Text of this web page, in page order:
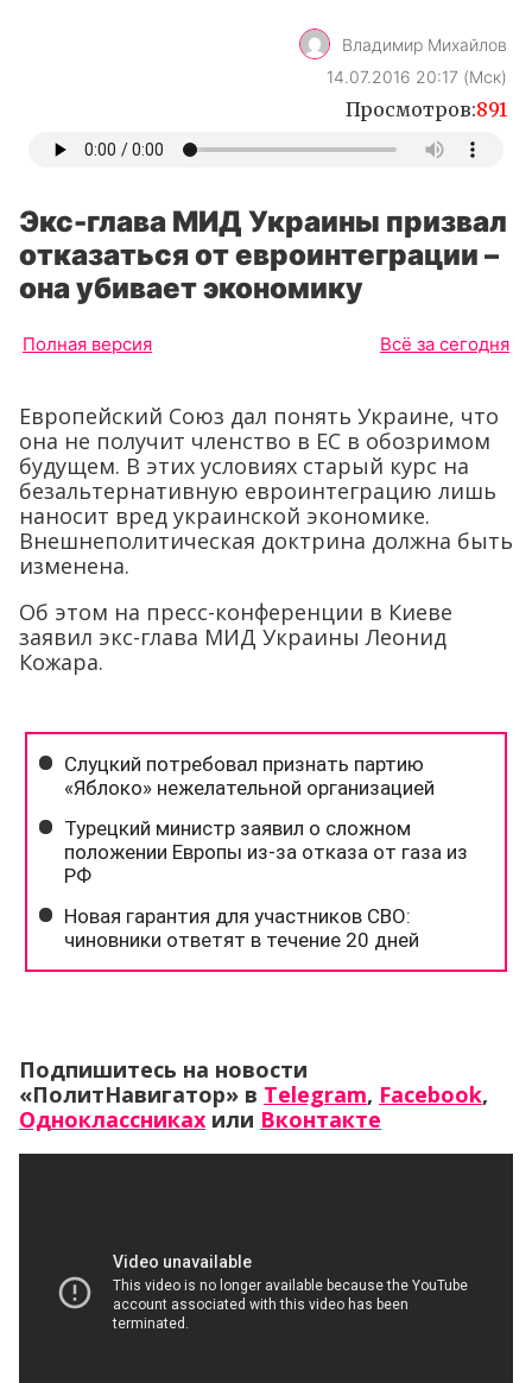
Владимир Михайлов
14.07.2016 20:17 (Мск)
Просмотров:891
Экс-глава МИД Украины призвал
отказаться от евроинтеграции –
она убивает экономику
Полная версия Всё за сегодня
Европейский Союз дал понять Украине, что
она не получит членство в ЕС в обозримом
будущем. В этих условиях старый курс на
безальтернативную евроинтеграцию лишь
наносит вред украинской экономике.
Внешнеполитическая доктрина должна быть
изменена.
Об этом на пресс-конференции в Киеве
заявил экс-глава МИД Украины Леонид
Кожара.
Подпишитесь на новости
«ПолитНавигатор» в Telegram, Facebook,
Одноклассниках или Вконтакте